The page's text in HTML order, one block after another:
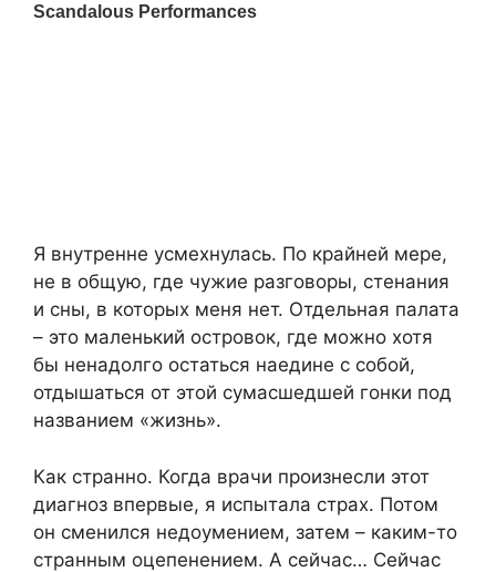
Я внутренне усмехнулась. По крайней мере,
не в общую, где чужие разговоры, стенания
и сны, в которых меня нет. Отдельная палата
– это маленький островок, где можно хотя
бы ненадолго остаться наедине с собой,
отдышаться от этой сумасшедшей гонки под
названием «жизнь».
Как странно. Когда врачи произнесли этот
диагноз впервые, я испытала страх. Потом
он сменился недоумением, затем – каким-то
странным оцепенением. А сейчас… Сейчас